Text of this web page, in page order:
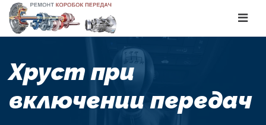
Toggle
Хруст при
включении передач